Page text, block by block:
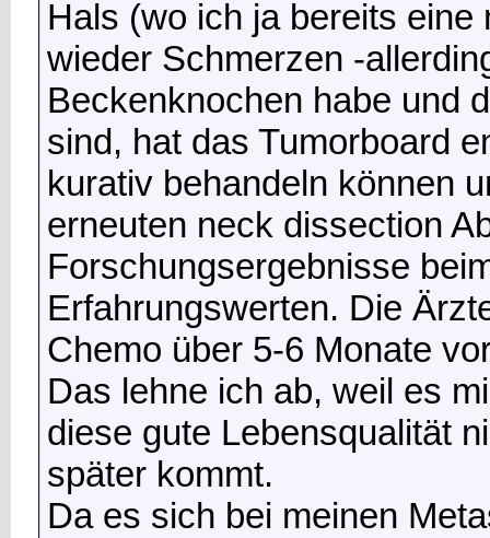
Hals (wo ich ja bereits
wieder Schmerzen -
Beckenknochen habe und
sind, hat das Tumorboard
kurativ behandeln können
erneuten neck dissection
Forschungsergebnisse
Erfahrungswerten. Die
Chemo über 5-6 Monate
Das lehne ich ab, weil es
diese gute Lebensqualität
später kommt.
Da es sich bei meinen